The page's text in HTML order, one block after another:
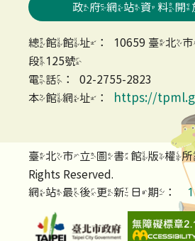
政府網站資料開
總館館址：10659 臺北
段125號
電話：02-2755-2823
本館網址：
https://
臺北市立圖書館版權所
Rights Reserved.
網站最後更新日期：